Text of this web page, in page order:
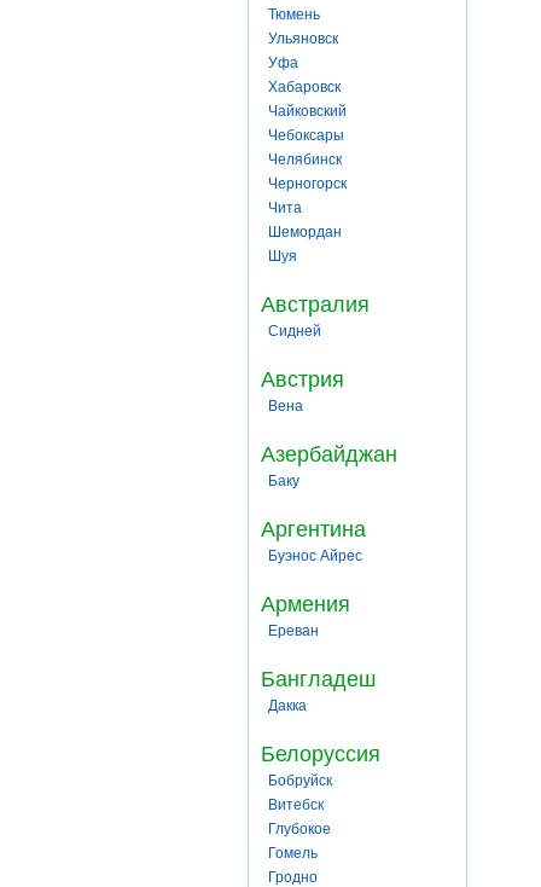
Тюмень
Ульяновск
Уфа
Хабаровск
Чайковский
Чебоксары
Челябинск
Черногорск
Чита
Шемордан
Шуя
Австралия
Сидней
Австрия
Вена
Азербайджан
Баку
Аргентина
Буэнос Айрес
Армения
Ереван
Бангладеш
Дакка
Белоруссия
Бобруйск
Витебск
Глубокое
Гомель
Гродно